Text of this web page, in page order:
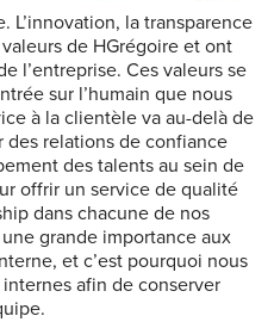
L’innovation, la transparence
de HGrégoire et ont
l’entreprise. Ces valeurs se
sur l’humain que nous
à la clientèle va au-delà de
des relations de confiance
des talents au sein de
offrir un service de qualité
dans chacune de nos
grande importance aux
et c’est pourquoi nous
afin de conserver